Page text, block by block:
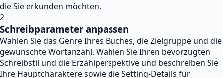
die Sie erkunden möchten.
2
Schreibparameter anpassen
Wählen Sie das Genre Ihres Buches, die Zielgruppe und die
gewünschte Wortanzahl. Wählen Sie Ihren bevorzugten
Schreibstil und die Erzählperspektive und beschreiben Sie
Ihre Hauptcharaktere sowie die Setting-Details für